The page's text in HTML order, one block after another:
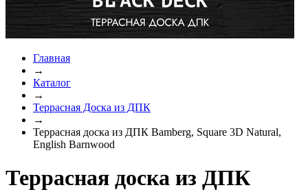
Главная
→
Каталог
→
Террасная Доска из ДПК
→
Террасная доска из ДПК Bamberg, Square 3D Natural,
English Barnwood
Террасная доска из ДПК